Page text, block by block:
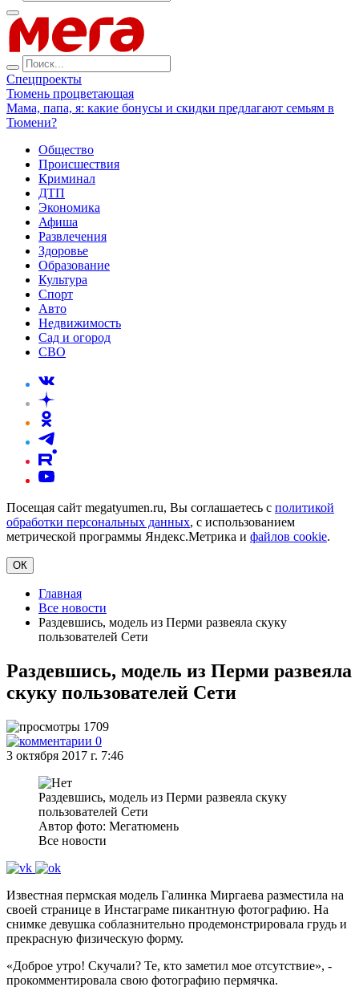
Спецпроекты
Тюмень процветающая
Мама, папа, я: какие бонусы и скидки предлагают семьям в
Тюмени?
Общество
Происшествия
Криминал
ДТП
Экономика
Афиша
Развлечения
Здоровье
Образование
Культура
Спорт
Авто
Недвижимость
Сад и огород
СВО
Посещая сайт megatyumen.ru, Вы соглашаетесь с политикой
обработки персональных данных, с использованием
метрической программы Яндекс.Метрика и файлов cookie.
ОК
Главная
Все новости
Раздевшись, модель из Перми развеяла скуку
пользователей Сети
Раздевшись, модель из Перми развеяла
скуку пользователей Сети
1709
0
3 октября 2017 г. 7:46
Раздевшись, модель из Перми развеяла скуку
пользователей Сети
Автор фото: Мегатюмень
Все новости
Известная пермская модель Галинка Миргаева разместила на
своей странице в Инстаграме пикантную фотографию. На
снимке девушка соблазнительно продемонстрировала грудь и
прекрасную физическую форму.
«Доброе утро! Скучали? Те, кто заметил мое отсутствие», -
прокомментировала свою фотографию пермячка.